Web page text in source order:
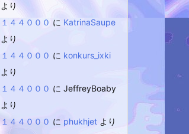
より
１４４０００ に KatrinaSaupe
より
１４４０００ に konkurs_ixki
より
１４４０００ に JeffreyBoaby
より
１４４０００ に phukhjet より